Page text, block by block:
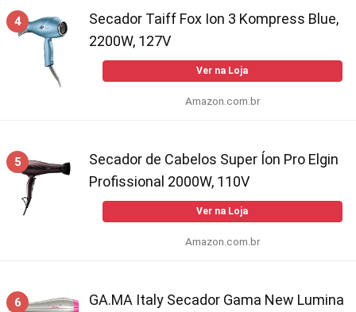
4
Secador Taiff Fox Ion 3 Kompress Blue,
2200W, 127V
Ver na Loja
Amazon.com.br
5
Secador de Cabelos Super Íon Pro Elgin
Profissional 2000W, 110V
Ver na Loja
Amazon.com.br
6
GA.MA Italy Secador Gama New Lumina